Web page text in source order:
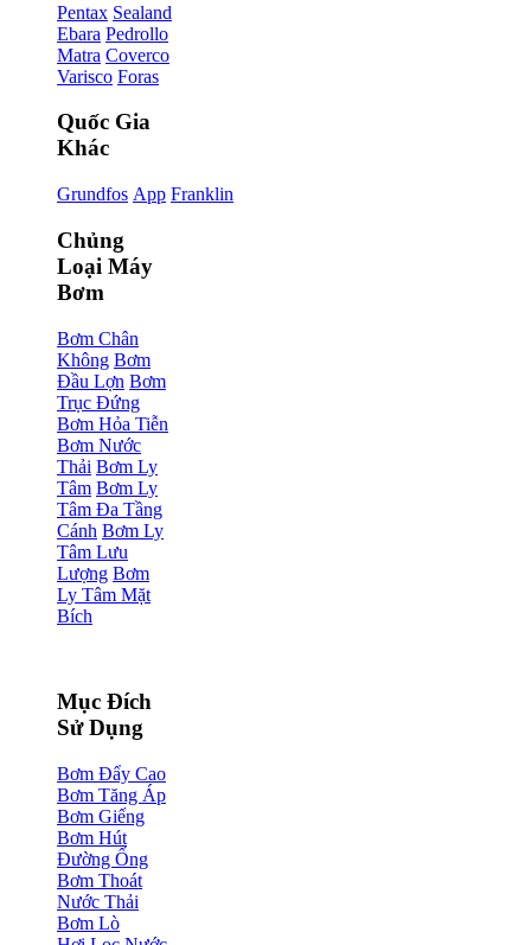
Pentax Sealand
Ebara Pedrollo
Matra Coverco
Varisco Foras
Quốc Gia
Khác
Grundfos App Franklin
Chủng
Loại Máy
Bơm
Bơm Chân
Không Bơm
Đầu Lợn Bơm
Trục Đứng
Bơm Hỏa Tiễn
Bơm Nước
Thải Bơm Ly
Tâm Bơm Ly
Tâm Đa Tầng
Cánh Bơm Ly
Tâm Lưu
Lượng Bơm
Ly Tâm Mặt
Bích
Mục Đích
Sử Dụng
Bơm Đẩy Cao
Bơm Tăng Áp
Bơm Giếng
Bơm Hút
Đường Ống
Bơm Thoát
Nước Thải
Bơm Lò